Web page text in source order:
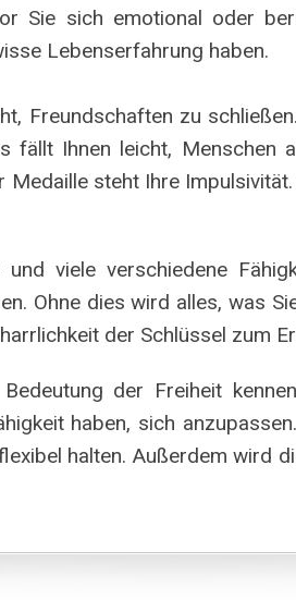
Sie sich emotional oder
Lebenserfahrung haben.
Freundschaften zu
Ihnen leicht, Menschen
steht Ihre
viele verschiedene
Ohne dies wird alles, was
der Schlüssel zum
der Freiheit
haben, sich
halten. Außerdem wird